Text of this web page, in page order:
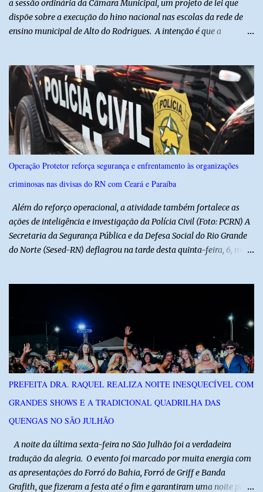
a sessão ordinária da Câmara Municipal, um projeto de lei que
dispõe sobre a execução do hino nacional nas escolas da rede de
ensino municipal de Alto do Rodrigues. A intenção é que a
nacionais e da formação da cidadania. O projeto prevê ainda que
a execução do hino nacional ocorra uma vez por semana, em dia
definido pela Secretaria Municipal de Educação do município. É
previsto também que as escolas da rede de ensino público
municipal deverão promover a discussão das letras do Hino
Nacional Brasileiro de modo a estimular os estudantes interpretar
e debater o seu conteúdo. De acordo com o vereador, a Secretaria
Municipal de Educação poderá expedir normas complementares
necessárias ao cumprimento da lei.
Operação Protetor reforça segurança e enfrentamento às organizações
criminosas nas divisas do RN com Ceará e Paraíba
Além do reforço operacional, a atividade também fortalece as
ações de inteligência e investigação da Polícia Civil (Foto: PCRN) A
Secretaria da Segurança Pública e da Defesa Social do Rio Grande
do Norte (Sesed-RN) deflagrou na tarde desta quinta-feira, 6, mais
do Norte com os estados do Ceará e da Paraíba. A mobilização,
com concentração e saída de equipes policiais, ocorreu às 16h, no
município de Baraúna, no Oeste potiguar. A operação reúne
efetivos da Polícia Militar do Rio Grande do Norte, da Polícia Civil
do Rio Grande do Norte e da Polícia Militar do Ceará, reforçando a
atuação integrada entre as forças de segurança e intensificando o
combate à criminalidade nas áreas de fronteira interestadual. As
ações também contemplam os...
PREFEITA DRA. RAQUEL REALIZA NOITE INESQUECÍVEL COM
GRANDES SHOWS E A TRADICIONAL QUADRILHA DAS
QUENGAS NO SÃO JULHÃO
​ A noite da última sexta-feira no São Julhão foi a verdadeira
tradução da alegria. O evento foi marcado por muita energia com
as apresentações do Forró do Bahia, Forró de Griff e Banda
Grafith, que fizeram a festa até o fim e garantiram uma noite para